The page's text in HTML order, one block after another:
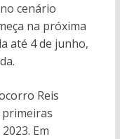
cenário
na próxima
até 4 de junho,
Reis
Em